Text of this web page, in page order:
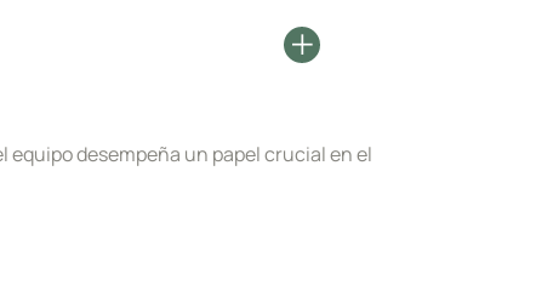
desempeña un papel crucial en el